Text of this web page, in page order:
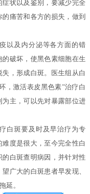
状以及鉴别，要减少完全
痛苦和各方的损失，做到
以及内分泌等各方面的错
破坏，使黑色素细胞在生
，形成白斑。医生组从白
，激活表皮黑色素”治疗白
主，可以先对暴露部位进
白斑要及时及早治疗为专
度是很大，至今完全性白
白斑查明病因，并针对性
广大的白斑患者早发现、
延。